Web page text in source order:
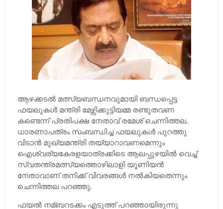
ആഴക്കടല്‍ മത്സ്യബന്ധനവുമായി ബന്ധപ്പെട്ട
ഫയലുകള്‍ മന്ത്രി മേഴ്സിക്കുട്ടിയമ്മ രണ്ടുതവണ
കണ്ടെന്ന് പ്രതിപക്ഷ നേതാവ് രമേശ് ചെന്നിത്തല.
ധാരണാപത്രം സംബന്ധിച്ച ഫയലുകള്‍ പുറത്തു
വിടാന്‍ മുഖ്യമന്ത്രി തയ്യാറാവണമെന്നും
ഐശ്വര്യകേരളയാത്രക്കിടെ ആലപ്പുഴയില്‍ വെച്ച്‌
സ്വതന്ത്രമത്സ്യത്തൊഴിലാളി യൂണിയന്‍
നേതാവാണ് തനിക്ക് വിവരങ്ങള്‍ നല്‍കിയതെന്നും
ചെന്നിത്തല പറഞ്ഞു.
ഫയല്‍ നമ്ബറടക്കം എടുത്ത് പറഞ്ഞായിരുന്നു